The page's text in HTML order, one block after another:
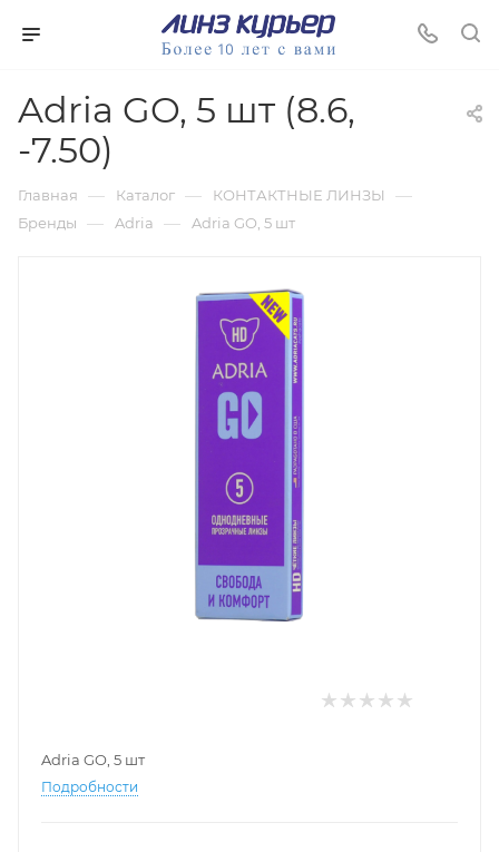
Adria GO, 5 шт (8.6,
-7.50)
Главная — Каталог — КОНТАКТНЫЕ ЛИНЗЫ —
Бренды — Adria — Adria GO, 5 шт
Adria GO, 5 шт
Подробности